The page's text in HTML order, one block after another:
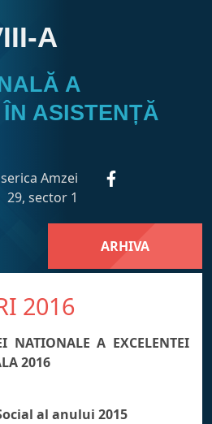
A
A
ASISTENȚĂ
Amzei
29, sector 1
ARHIVA
2016
NATIONALE A EXCELENTEI
2016
al anului 2015